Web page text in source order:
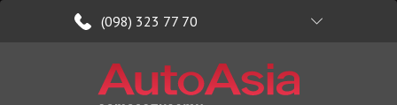
(098) 323 77 70